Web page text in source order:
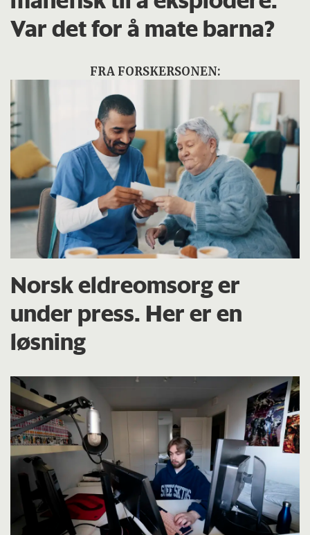
Var det for å mate barna?
FRA FORSKERSONEN:
Norsk eldreomsorg er
under press. Her er en
løsning